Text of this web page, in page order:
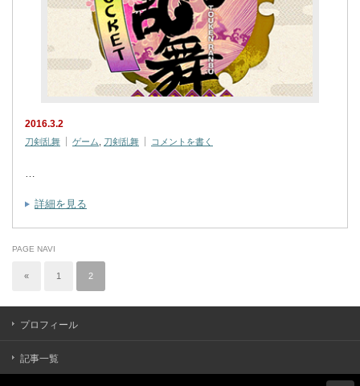
2016.3.2
刀剣乱舞 ゲーム 刀剣乱舞 コメントを書く
…
詳細を見る
PAGE NAVI
« 1 2
プロフィール
記事一覧